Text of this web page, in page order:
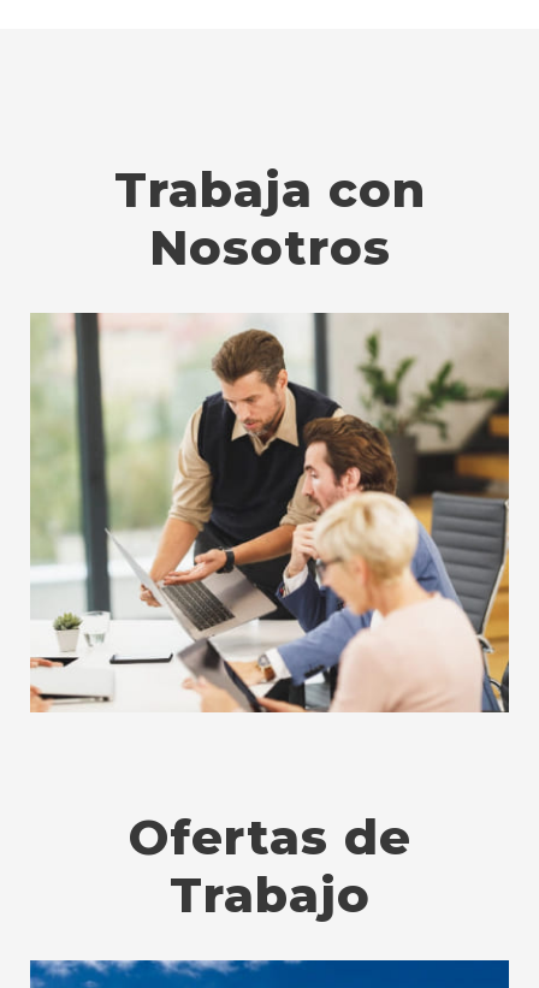
Trabaja con
Nosotros
Ofertas de
Trabajo